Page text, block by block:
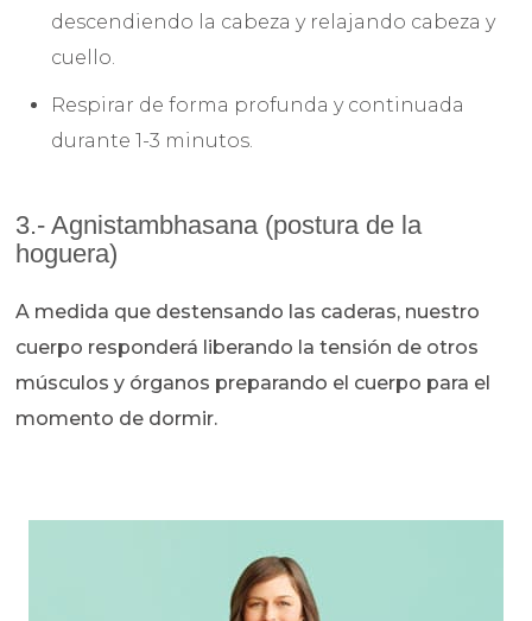
descendiendo la cabeza y relajando cabeza y
cuello.
Respirar de forma profunda y continuada
durante 1-3 minutos.
3.- Agnistambhasana (postura de la
hoguera)
A medida que destensando las caderas, nuestro
cuerpo responderá liberando la tensión de otros
músculos y órganos preparando el cuerpo para el
momento de dormir.